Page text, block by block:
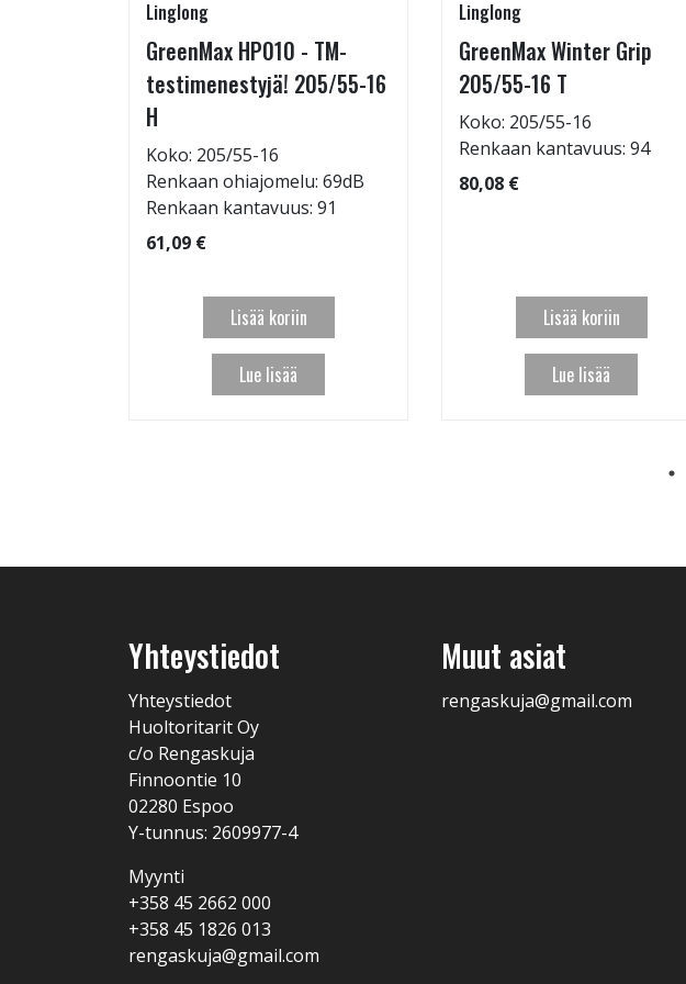
Linglong
GreenMax HP010 - TM-
testimenestyjä! 205/55-16
H
Koko: 205/55-16
Renkaan ohiajomelu: 69dB
Renkaan kantavuus: 91
61,09 €
Lisää koriin
Lue lisää
Linglong
GreenMax Winter Grip
205/55-16 T
Koko: 205/55-16
Renkaan kantavuus: 94
80,08 €
Lisää koriin
Lue lisää
Yhteystiedot
Yhteystiedot
Huoltoritarit Oy
c/o Rengaskuja
Finnoontie 10
02280 Espoo
Y-tunnus: 2609977-4
Myynti
+358 45 2662 000
+358 45 1826 013
rengaskuja@gmail.com
Muut asiat
rengaskuja@gmail.com